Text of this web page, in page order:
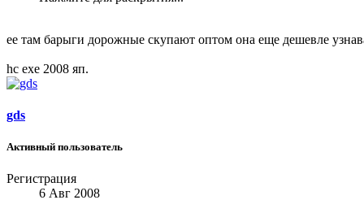
ее там барыги дорожные скупают оптом она еще дешевле
hc exe 2008 яп.
gds
Активный пользователь
Регистрация
6 Авг 2008